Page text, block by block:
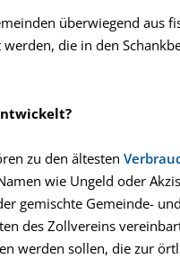
überwiegend aus
die in den
zu den ältesten
wie Ungeld oder
gemischte Gemeinde-
des Zollvereins
werden sollen, die zur